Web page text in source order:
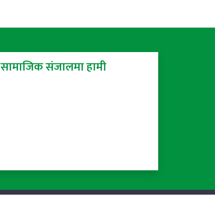
सामाजिक संजालमा हामी